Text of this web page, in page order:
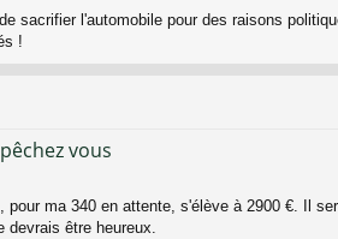
sacrifier l'automobile pour des raisons
!
vous
pour ma 340 en attente, s'élève à 2900 €. Il
devrais être heureux.